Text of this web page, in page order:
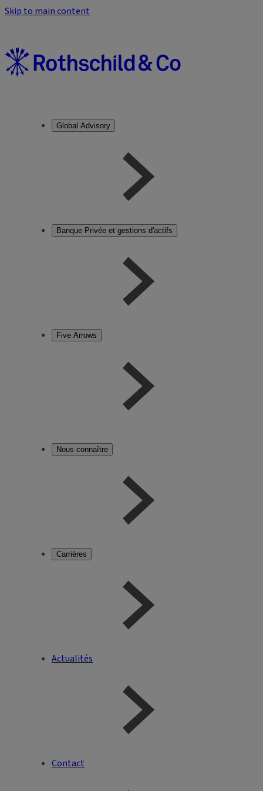
Skip to main content
Global Advisory
Banque Privée et gestions d'actifs
Five Arrows
Nous connaître
Carrières
Actualités
Contact